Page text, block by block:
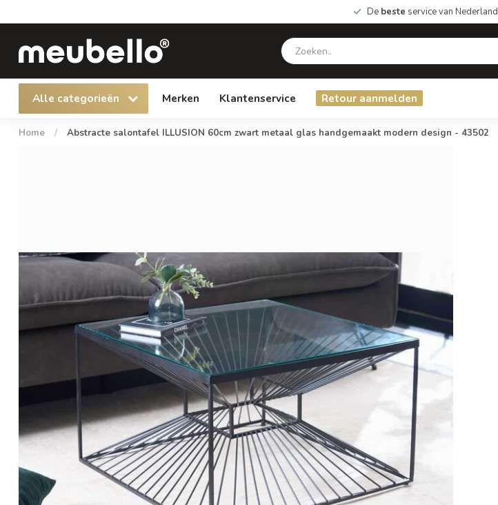
De beste service van Nederland
Alle categorieën Merken Klantenservice Retour aanmelden
Home / Abstracte salontafel ILLUSION 60cm zwart metaal glas handgemaakt modern design - 43502